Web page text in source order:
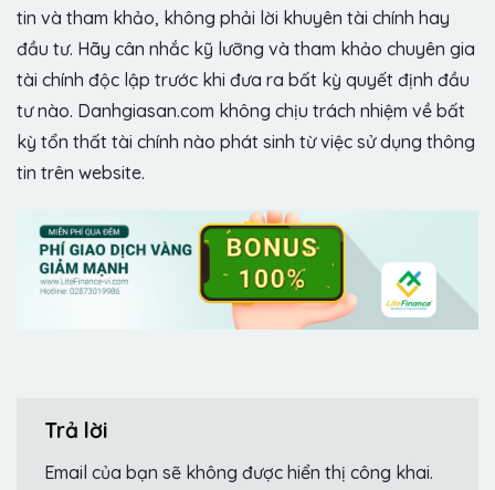
tin và tham khảo, không phải lời khuyên tài chính hay
đầu tư. Hãy cân nhắc kỹ lưỡng và tham khảo chuyên gia
tài chính độc lập trước khi đưa ra bất kỳ quyết định đầu
tư nào. Danhgiasan.com không chịu trách nhiệm về bất
kỳ tổn thất tài chính nào phát sinh từ việc sử dụng thông
tin trên website.
Trả lời
Email của bạn sẽ không được hiển thị công khai.